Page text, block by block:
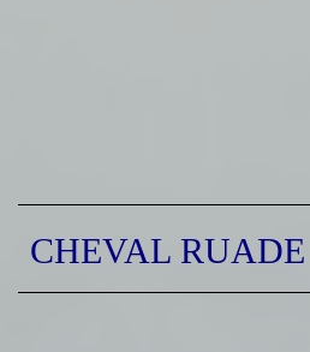
CHEVAL RUADE